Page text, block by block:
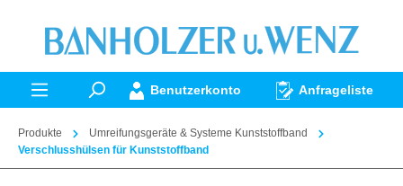
springen
Benutzerkonto Anfrageliste
Produkte
Umreifungsgeräte & Systeme Kunststoffband
Verschlusshülsen für Kunststoffband